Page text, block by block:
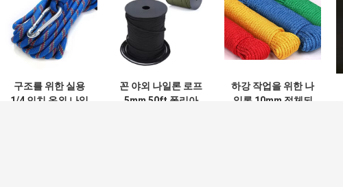
구조를 위한 실용
1/4 인치 옥외 나일
꼰 야외 나일론 로프
5mm 50ft 폴리아
하강 작업을 위한 나
일론 10mm 정체되